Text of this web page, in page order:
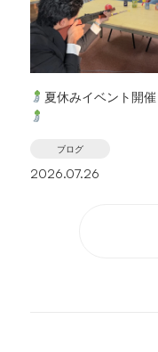
夏休みイベント開催
ブログ
2026.07.26